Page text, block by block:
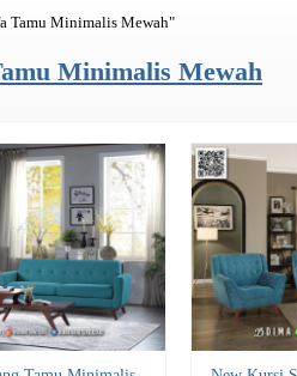
Tamu Minimalis Mewah"
Minimalis Mewah